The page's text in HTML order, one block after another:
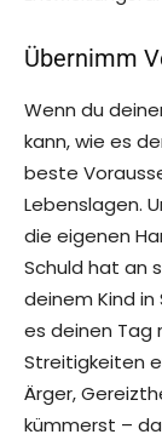
Übernimm
Wenn du
kann, wie es
beste
Lebenslagen.
die eigenen
Schuld hat an
deinem Kind
es deinen Tag
Streitigkeiten
Ärger,
kümmerst –